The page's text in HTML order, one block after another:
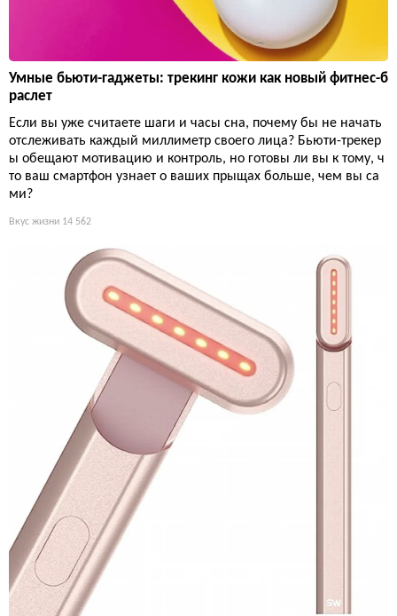
Умные бьюти-гаджеты: трекинг кожи как новый фитнес-б
раслет
Если вы уже считаете шаги и часы сна, почему бы не начать
отслеживать каждый миллиметр своего лица? Бьюти-трекер
ы обещают мотивацию и контроль, но готовы ли вы к тому, ч
то ваш смартфон узнает о ваших прыщах больше, чем вы са
ми?
Вкус жизни 14 562